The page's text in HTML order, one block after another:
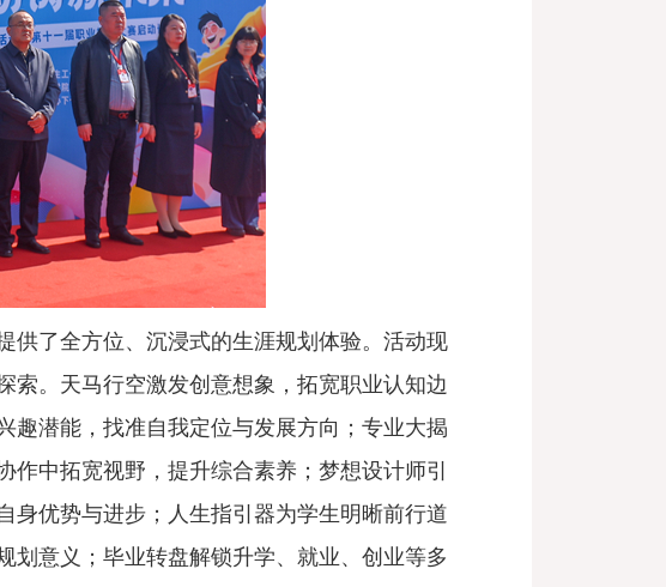
供了全方位、沉浸式的生涯规划体验。活动现
索。天马行空激发创意想象，拓宽职业认知边
趣潜能，找准自我定位与发展方向；专业大揭
中拓宽视野，提升综合素养；梦想设计师引
身优势与进步；人生指引器为学生明晰前行道
划意义；毕业转盘解锁升学、就业、创业等多